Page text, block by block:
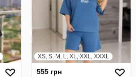
XS, S, M, L, XL, XXL, XXXL
555 грн